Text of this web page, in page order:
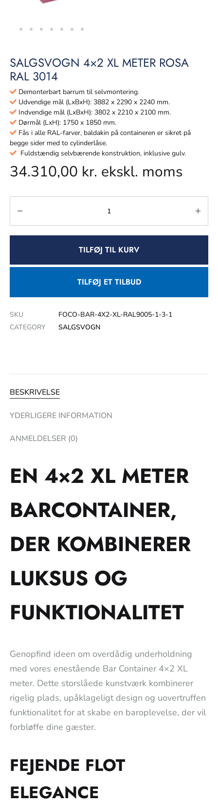
SALGSVOGN 4×2 XL METER ROSA
RAL 3014
Demonterbart barrum til selvmontering.
Udvendige mål (LxBxH): 3882 x 2290 x 2240 mm.
Indvendige mål (LxBxH): 3802 x 2210 x 2100 mm.
Dørmål (LxH): 1750 x 1850 mm.
Fås i alle RAL-farver, baldakin på containeren er sikret på
begge sider med to cylinderlåse.
Fuldstændig selvbærende konstruktion, inklusive gulv.
34.310,00 kr. ekskl. moms
TILFØJ TIL KURV
TILFØJ ET TILBUD
SKU
FOCO-BAR-4X2-XL-RAL9005-1-3-1
CATEGORY
SALGSVOGN
BESKRIVELSE
YDERLIGERE INFORMATION
ANMELDELSER (0)
EN 4×2 XL METER
BARCONTAINER,
DER KOMBINERER
LUKSUS OG
FUNKTIONALITET
Genopfind ideen om overdådig underholdning
med vores enestående Bar Container 4×2 XL
meter. Dette storslåede kunstværk kombinerer
rigelig plads, upåklageligt design og uovertruffen
funktionalitet for at skabe en baroplevelse, der vil
forbløffe dine gæster.
FEJENDE FLOT
ELEGANCE